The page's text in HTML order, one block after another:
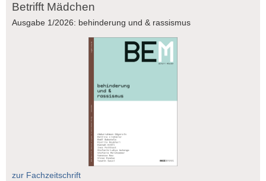
Betrifft Mädchen
Ausgabe 1/2026: behinderung und & rassismus
zur Fachzeitschrift